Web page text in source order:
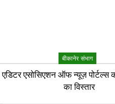
बीकानेर संभाग
एडिटर एसोसिएशन ऑफ न्यूज़ पोर्टल्स
का विस्तार